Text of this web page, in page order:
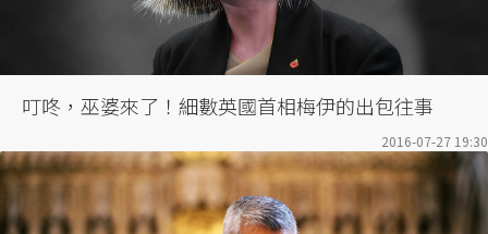
叮咚，巫婆來了！細數英國首相梅伊的出包往事
2016-07-27 19:30